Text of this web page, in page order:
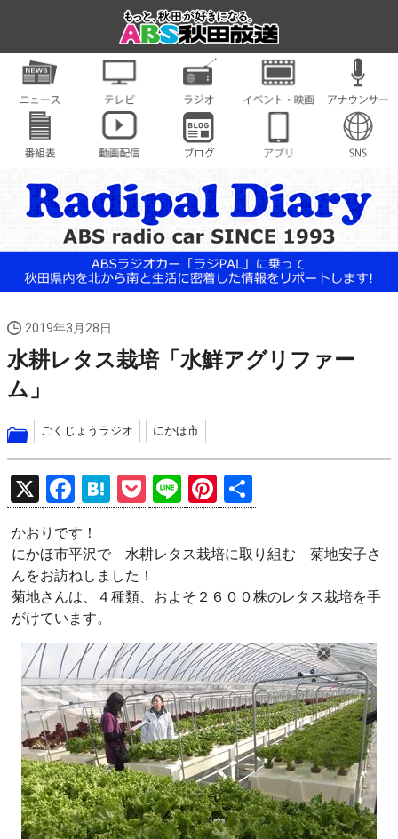
2019年3月28日
水耕レタス栽培「水鮮アグリファー
ム」
ごくじょうラジオ にかほ市
X
F
a
ce
b
o
o
k
H
at
e
n
a
P
o
ck
et
Li
n
e
Pi
nt
er
t
有
かおりです！
にかほ市平沢で 水耕レタス栽培に取り組む 菊地安子さ
んをお訪ねしました！
菊地さんは、４種類、およそ２６００株のレタス栽培を手
がけています。